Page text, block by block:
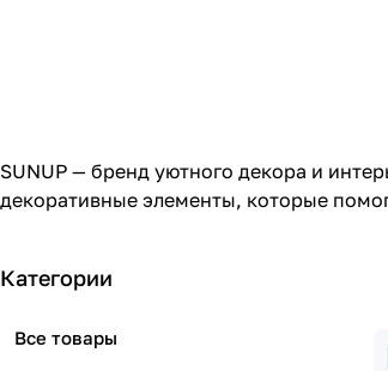
SUNUP — бренд уютного декора и
декоративные элементы, которые
Категории
Все товары